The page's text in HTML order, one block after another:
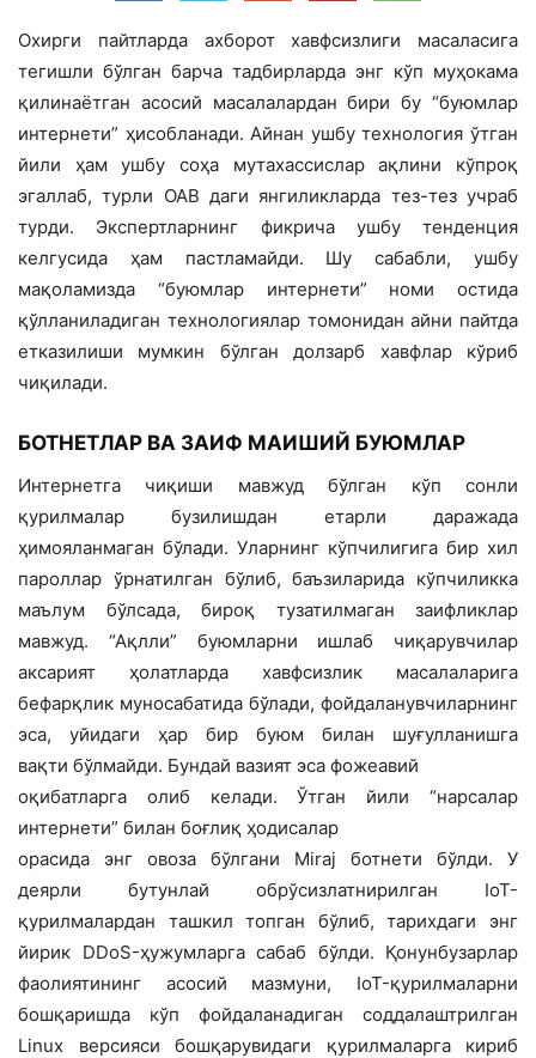
Охирги пайтларда ахборот хавфсизлиги масаласига
тегишли бўлган барча тадбирларда энг кўп муҳокама
қилинаётган асосий масалалардан бири бу “буюмлар
интернети” ҳисобланади. Айнан ушбу технология ўтган
йили ҳам ушбу соҳа мутахассислар ақлини кўпроқ
эгаллаб, турли ОАВ даги янгиликларда тез-тез учраб
турди. Экспертларнинг фикрича ушбу тенденция
келгусида ҳам пастламайди. Шу сабабли, ушбу
мақоламизда “буюмлар интернети” номи остида
қўлланиладиган технологиялар томонидан айни пайтда
етказилиши мумкин бўлган долзарб хавфлар кўриб
чиқилади.
БОТНЕТЛАР ВА ЗАИФ МАИШИЙ БУЮМЛАР
Интернетга чиқиши мавжуд бўлган кўп сонли
қурилмалар бузилишдан етарли даражада
ҳимояланмаган бўлади. Уларнинг кўпчилигига бир хил
пароллар ўрнатилган бўлиб, баъзиларида кўпчиликка
маълум бўлсада, бироқ тузатилмаган заифликлар
мавжуд. “Ақлли” буюмларни ишлаб чиқарувчилар
аксарият ҳолатларда хавфсизлик масалаларига
бефарқлик муносабатида бўлади, фойдаланувчиларнинг
эса, уйидаги ҳар бир буюм билан шуғулланишга
вақти бўлмайди. Бундай вазият эса фожеавий
оқибатларга олиб келади. Ўтган йили “нарсалар
интернети” билан боғлиқ ҳодисалар
орасида энг овоза бўлгани Miraj ботнети бўлди. У
деярли бутунлай обрўсизлатнирилган IoT-
қурилмалардан ташкил топган бўлиб, тарихдаги энг
йирик DDoS-ҳужумларга сабаб бўлди. Қонунбузарлар
фаолиятининг асосий мазмуни, IoT-қурилмаларни
бошқаришда кўп фойдаланадиган соддалаштрилган
Linux версияси бошқарувидаги қурилмаларга кириб